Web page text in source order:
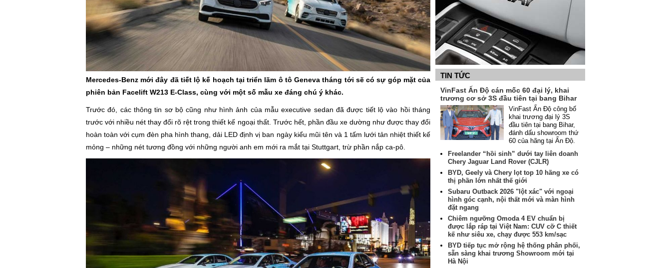
Mercedes-Benz mới đây đã tiết lộ kế hoạch tại triển lãm ô tô Geneva tháng tới sẽ có sự góp mặt của
phiên bản Facelift W213 E-Class, cùng với một số mẫu xe đáng chú ý khác.
Trước đó, các thông tin sơ bộ cũng như hình ảnh của mẫu executive sedan đã được tiết lộ vào hồi tháng
trước với nhiều nét thay đổi rõ rệt trong thiết kế ngoại thất. Trước hết, phần đầu xe dường như được thay đổi
hoàn toàn với cụm đèn pha hình thang, dải LED định vị ban ngày kiểu mũi tên và 1 tấm lưới tản nhiệt thiết kế
mỏng – những nét tương đồng với những người anh em mới ra mắt tại Stuttgart, trừ phần nắp ca-pô.
TIN TỨC
VinFast Ấn Độ cán mốc 60 đại lý, khai
trương cơ sở 3S đầu tiên tại bang Bihar
VinFast Ấn Độ công bố
khai trương đại lý 3S
đầu tiên tại bang Bihar,
đánh dấu showroom thứ
60 của hãng tại Ấn Độ.
Freelander “hồi sinh” dưới tay liên doanh
Chery Jaguar Land Rover (CJLR)
BYD, Geely và Chery lọt top 10 hãng xe có
thị phần lớn nhất thế giới
Subaru Outback 2026 "lột xác" với ngoại
hình góc cạnh, nội thất mới và màn hình
đặt ngang
Chiêm ngưỡng Omoda 4 EV chuẩn bị
được lắp ráp tại Việt Nam: CUV cỡ C thiết
kế như siêu xe, chạy được 553 km/sạc
BYD tiếp tục mở rộng hệ thống phân phối,
sẵn sàng khai trương Showroom mới tại
Hà Nội